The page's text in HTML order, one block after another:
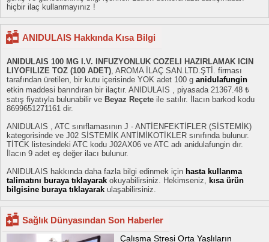
hiçbir ilaç kullanmayınız !
ANIDULAIS Hakkında Kısa Bilgi
ANIDULAIS 100 MG I.V. INFUZYONLUK COZELI HAZIRLAMAK ICIN
LIYOFILIZE TOZ (100 ADET), AROMA İLAÇ SAN.LTD.ŞTİ. firması
tarafından üretilen, bir kutu içerisinde YOK adet 100 g anidulafungin
etkin maddesi barındıran bir ilaçtır. ANIDULAIS , piyasada 21367.48 ₺
satış fiyatıyla bulunabilir ve Beyaz Reçete ile satılır. İlacın barkod kodu
8699651271161 dir.
ANIDULAIS , ATC sınıflamasının J - ANTİENFEKTİFLER (SİSTEMİK)
kategorisinde ve J02 SİSTEMİK ANTİMİKOTİKLER sınıfında bulunur.
TİTCK listesindeki ATC kodu J02AX06 ve ATC adı anidulafungin dır.
İlacın 9 adet eş değer ilacı bulunur.
ANIDULAIS hakkında daha fazla bilgi edinmek için hasta kullanma
talimatını buraya tıklayarak okuyabilirsiniz. Hekimseniz, kısa ürün
bilgisine buraya tıklayarak ulaşabilirsiniz.
Sağlık Dünyasından Son Haberler
Çalışma Stresi Orta Yaşlıların